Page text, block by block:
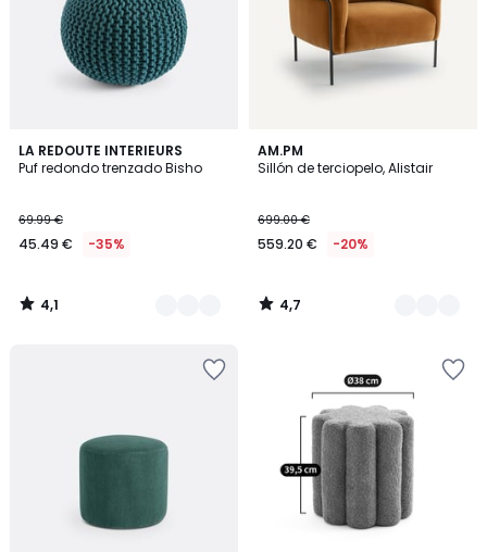
LA REDOUTE INTERIEURS
Puf redondo trenzado Bisho
69.99 €
45.49 € -35%
4,1
/ 5
2
Colores
4,1
/
AM.PM
Sillón de terciopelo, Alistair
699.00 €
559.20 € -20%
4,7
/ 5
2
Colores
4,7
/